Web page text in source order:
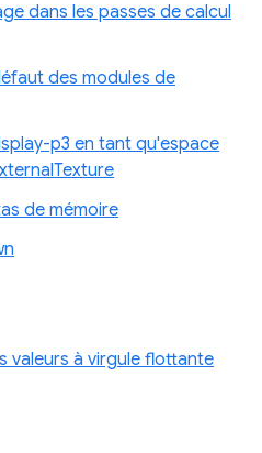
dans les passes de calcul
des modules de
p3 en tant qu'espace
de mémoire
valeurs à virgule flottante